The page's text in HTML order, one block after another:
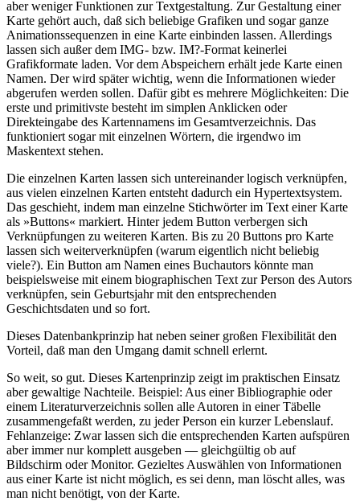
aber weniger Funktionen zur Textgestaltung. Zur Gestaltung einer
Karte gehört auch, daß sich beliebige Grafiken und sogar ganze
Animationssequenzen in eine Karte einbinden lassen. Allerdings
lassen sich außer dem IMG- bzw. IM?-Format keinerlei
Grafikformate laden. Vor dem Abspeichern erhält jede Karte einen
Namen. Der wird später wichtig, wenn die Informationen wieder
abgerufen werden sollen. Dafür gibt es mehrere Möglichkeiten: Die
erste und primitivste besteht im simplen Anklicken oder
Direkteingabe des Kartennamens im Gesamtverzeichnis. Das
funktioniert sogar mit einzelnen Wörtern, die irgendwo im
Maskentext stehen.
Die einzelnen Karten lassen sich untereinander logisch verknüpfen,
aus vielen einzelnen Karten entsteht dadurch ein Hypertextsystem.
Das geschieht, indem man einzelne Stichwörter im Text einer Karte
als »Buttons« markiert. Hinter jedem Button verbergen sich
Verknüpfungen zu weiteren Karten. Bis zu 20 Buttons pro Karte
lassen sich weiterverknüpfen (warum eigentlich nicht beliebig
viele?). Ein Button am Namen eines Buchautors könnte man
beispielsweise mit einem biographischen Text zur Person des Autors
verknüpfen, sein Geburtsjahr mit den entsprechenden
Geschichtsdaten und so fort.
Dieses Datenbankprinzip hat neben seiner großen Flexibilität den
Vorteil, daß man den Umgang damit schnell erlernt.
So weit, so gut. Dieses Kartenprinzip zeigt im praktischen Einsatz
aber gewaltige Nachteile. Beispiel: Aus einer Bibliographie oder
einem Literaturverzeichnis sollen alle Autoren in einer Täbelle
zusammengefaßt werden, zu jeder Person ein kurzer Lebenslauf.
Fehlanzeige: Zwar lassen sich die entsprechenden Karten aufspüren
aber immer nur komplett ausgeben — gleichgültig ob auf
Bildschirm oder Monitor. Gezieltes Auswählen von Informationen
aus einer Karte ist nicht möglich, es sei denn, man löscht alles, was
man nicht benötigt, von der Karte.